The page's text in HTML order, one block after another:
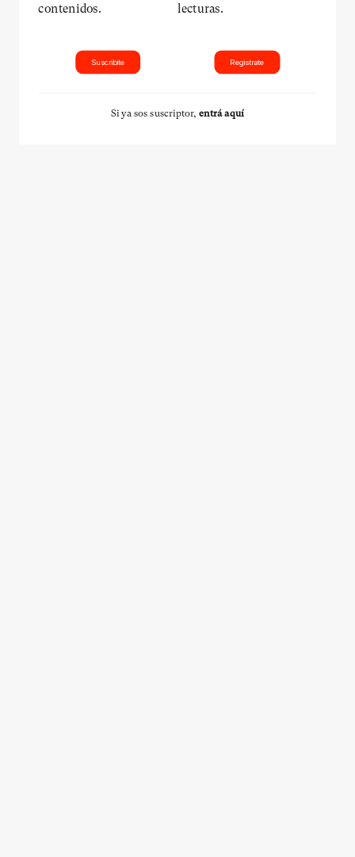
contenidos.
Suscribite
lecturas.
Registrate
Si ya sos suscriptor, entrá aquí